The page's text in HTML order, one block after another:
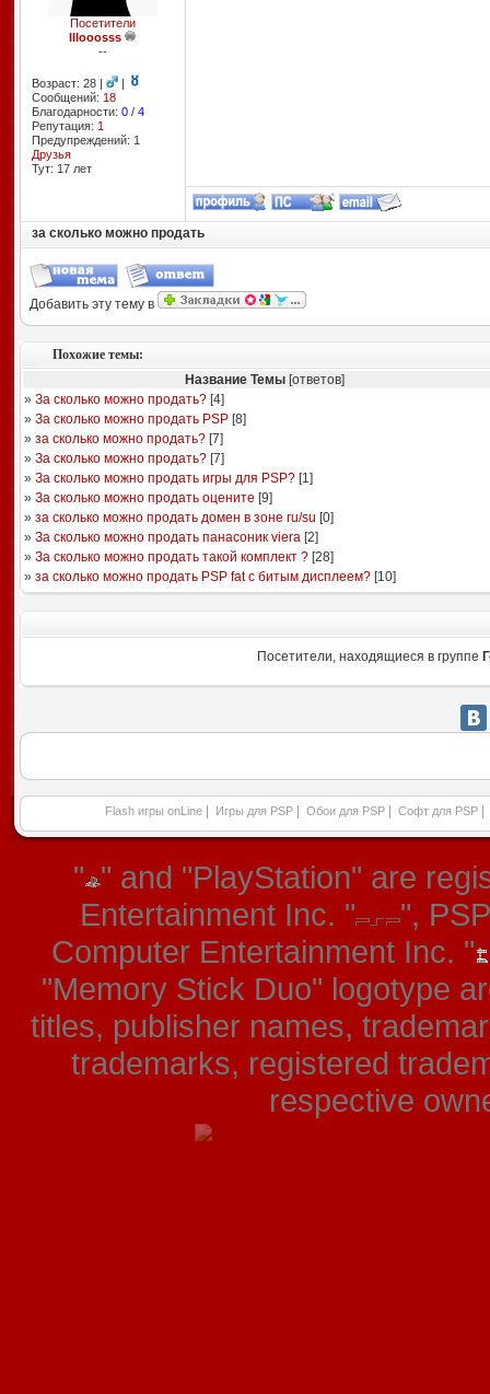
Посетители
lllooosss
--
Возраст: 28 |
|
Сообщений: 18
Благодарности: 0/ 4
Репутация: 1
Предупреждений: 1
Друзья
Тут: 17 лет
за сколько можно продать
Добавить эту тему в
Похожие темы:
Название Темы[ответов]
» За сколько можно продать?[4]
» За сколько можно продать PSP[8]
» за сколько можно продать?[7]
» За сколько можно продать?[7]
» За сколько можно продать игры для PSP?[1]
» За сколько можно продать оцените [9]
» за сколько можно продать домен в зоне ru/su [0]
» За сколько можно продать панасоник viera[2]
» За сколько можно продать такой комплект ?[28]
» за сколько можно продать PSP fat с битым дисплеем?[10]
Посетители, находящиеся в группе
Flash игры onLine Игры для PSP Обои для PSP Софт для PSP
" " and "PlayStation" are
Entertainment Inc. "
",
Computer Entertainment Inc. "
"Memory Stick Duo" logotype
titles, publisher names,
trademarks, registered
respective